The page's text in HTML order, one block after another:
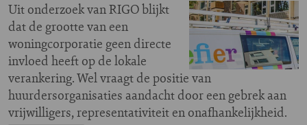
Uit onderzoek van RIGO blijkt
dat de grootte van een
woningcorporatie geen directe
invloed heeft op de lokale
verankering. Wel vraagt de positie van
huurdersorganisaties aandacht door een gebrek aan
vrijwilligers, representativiteit en onafhankelijkheid.